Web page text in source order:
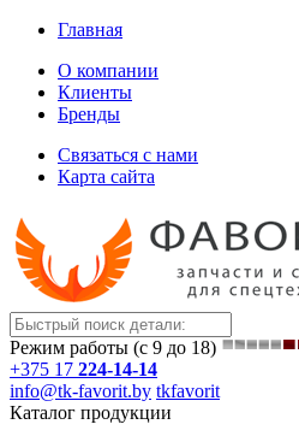
Главная
О компании
Клиенты
Бренды
Связаться с нами
Карта сайта
Режим работы (с 9 до 18)
+375 17 224-14-14
info@tk-favorit.by tkfavorit
Каталог продукции